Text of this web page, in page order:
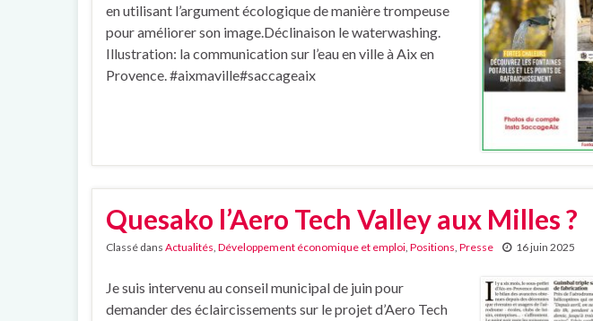
en utilisant l’argument écologique de manière trompeuse
pour améliorer son image.Déclinaison le waterwashing.
Illustration: la communication sur l’eau en ville à Aix en
Provence. #aixmaville#saccageaix
Quesako l’Aero Tech Valley aux Milles ?
Classé dans Actualités, Développement économique et emploi, Positions, Presse 16 juin 2025
Je suis intervenu au conseil municipal de juin pour
demander des éclaircissements sur le projet d’Aero Tech